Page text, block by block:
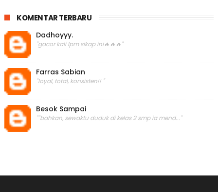
KOMENTAR TERBARU
Dadhoyyy.
"gacor kali lpm sikap ini🔥🔥🔥"
Farras Sabian
"loyal, total, konsisten!! "
Besok Sampai
""bahkan, sewaktu duduk di kelas 2 smp ia mend..."